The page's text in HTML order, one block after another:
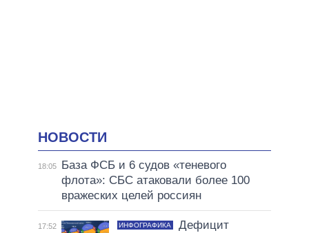
НОВОСТИ
18:05
База ФСБ и 6 судов «теневого
флота»: СБС атаковали более 100
вражеских целей россиян
17:52 ИНФОГРАФИКА
Дефицит